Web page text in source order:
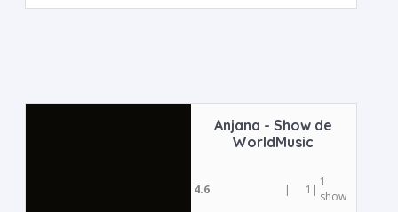
Anjana - Show de
WorldMusic
4.6 | 1 | 1
show